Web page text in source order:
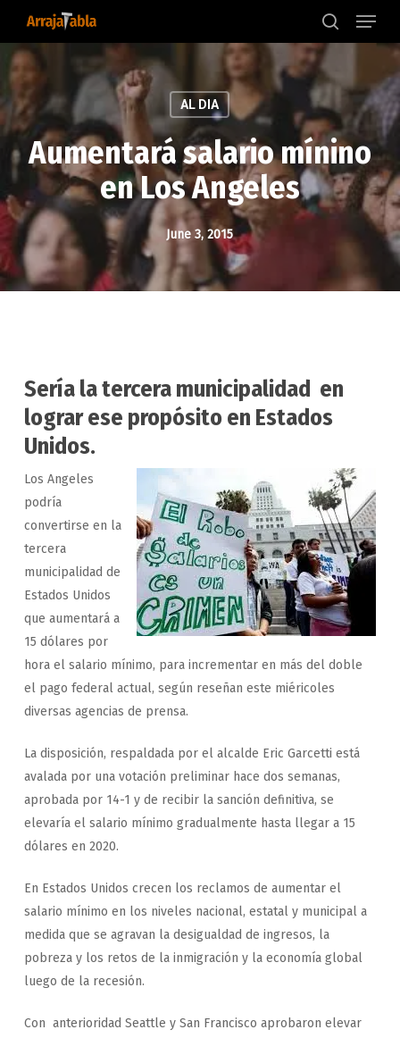
main
content
search
Menu
AL DIA
Aumentará salario mínino
en Los Angeles
June 3, 2015
Sería la tercera municipalidad en
lograr ese propósito en Estados
Unidos.
Los Angeles
podría
convertirse en la
tercera
municipalidad de
Estados Unidos
que aumentará a
15 dólares por
hora el salario mínimo, para incrementar en más del doble
el pago federal actual, según reseñan este miéricoles
diversas agencias de prensa.
La disposición, respaldada por el alcalde Eric Garcetti está
avalada por una votación preliminar hace dos semanas,
aprobada por 14-1 y de recibir la sanción definitiva, se
elevaría el salario mínimo gradualmente hasta llegar a 15
dólares en 2020.
En Estados Unidos crecen los reclamos de aumentar el
salario mínimo en los niveles nacional, estatal y municipal a
medida que se agravan la desigualdad de ingresos, la
pobreza y los retos de la inmigración y la economía global
luego de la recesión.
Con anterioridad Seattle y San Francisco aprobaron elevar